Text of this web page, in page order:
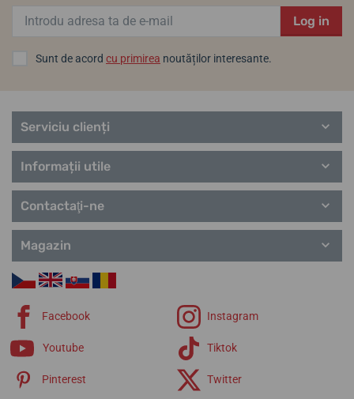
Log in
Sunt de acord cu primirea noutăților interesante.
Serviciu clienți
Informații utile
Contactaţi-ne
Magazin
Facebook Instagram
Youtube Tiktok
Pinterest Twitter